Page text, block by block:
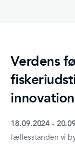
Verdens
18.09.2024 -
fællesstanden vi